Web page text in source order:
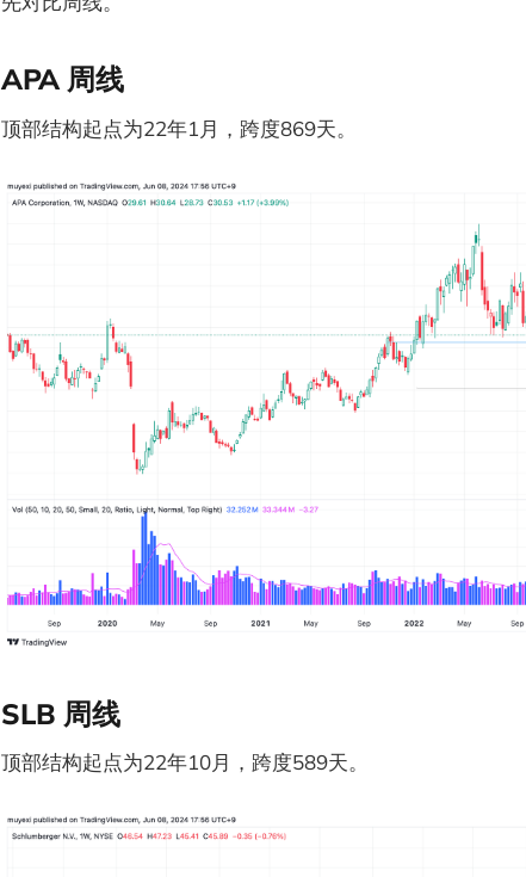
APA 周线
顶部结构起点为22年1月，跨度869天。
SLB 周线
顶部结构起点为22年10月，跨度589天。